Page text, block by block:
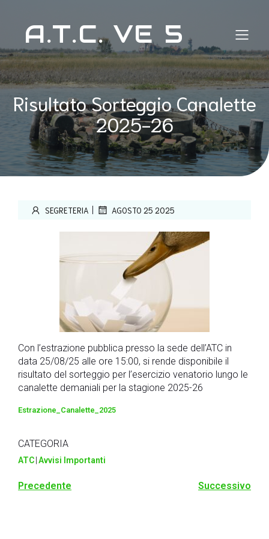
A.T.C. VE 5
Risultato Sorteggio Canalette
2025-26
SEGRETERIA | AGOSTO 25 2025
Con l’estrazione pubblica presso la sede dell’ATC in
data 25/08/25 alle ore 15:00, si rende disponibile il
risultato del sorteggio per l’esercizio venatorio lungo le
canalette demaniali per la stagione 2025-26
Estrazione_Canalette_2025
CATEGORIA
ATC Avvisi Importanti
Precedente Successivo